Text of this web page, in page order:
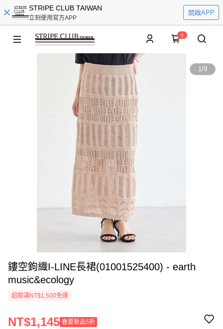
STRIPE CLUB TAIWAN
立刻使用官方APP
開啟APP
0
1/9
鏤空鉤織I-LINE長裙(01001525400) - earth
music&ecology
超取滿NT$1,500免運
NT$1,145 春夏新品5折